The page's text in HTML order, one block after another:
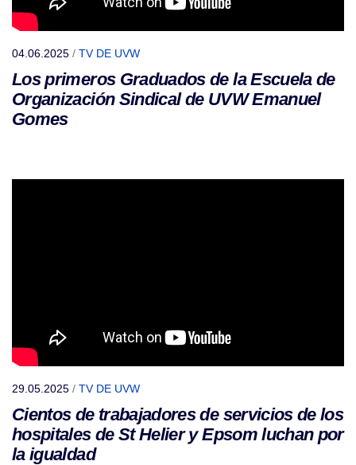
04.06.2025 / TV DE UVW
Los primeros Graduados de la Escuela de
Organización Sindical de UVW Emanuel
Gomes
29.05.2025 / TV DE UVW
Cientos de trabajadores de servicios de los
hospitales de St Helier y Epsom luchan por
la igualdad